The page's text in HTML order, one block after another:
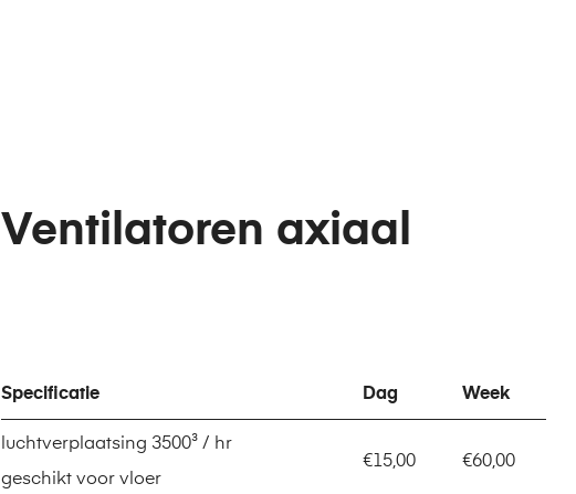
Ventilatoren axiaal
Specificatie Dag Week
luchtverplaatsing 3500³ / hr
geschikt voor vloer
€15,00 €60,00